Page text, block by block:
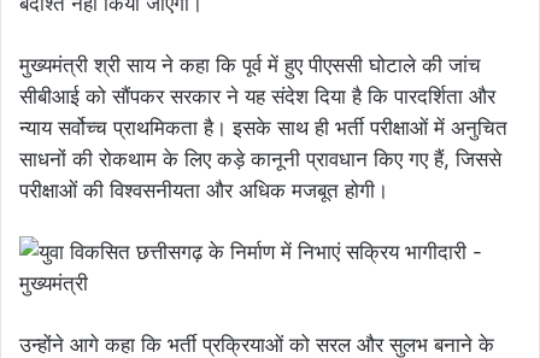
मुख्यमंत्री श्री साय ने कहा कि पूर्व में हुए पीएससी घोटाले की जांच
सीबीआई को सौंपकर सरकार ने यह संदेश दिया है कि पारदर्शिता और
न्याय सर्वोच्च प्राथमिकता है। इसके साथ ही भर्ती परीक्षाओं में अनुचित
साधनों की रोकथाम के लिए कड़े कानूनी प्रावधान किए गए हैं, जिससे
परीक्षाओं की विश्वसनीयता और अधिक मजबूत होगी।
उन्होंने आगे कहा कि भर्ती प्रक्रियाओं को सरल और सुलभ बनाने के